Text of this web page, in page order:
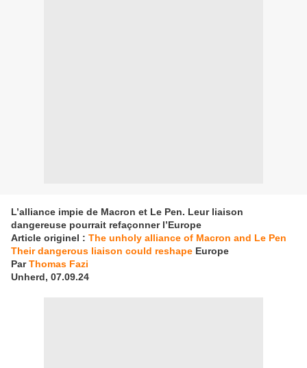
L’alliance impie de Macron et Le Pen. Leur liaison
dangereuse pourrait refaçonner l’Europe
Article originel : The unholy alliance of Macron and Le Pen
Their dangerous liaison could reshape Europe
ParThomas Fazi
Unherd, 07.09.24